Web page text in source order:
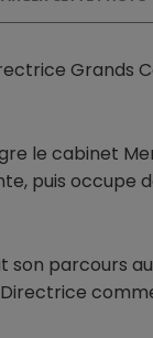
Grands
le cabinet
puis occupe
son parcours